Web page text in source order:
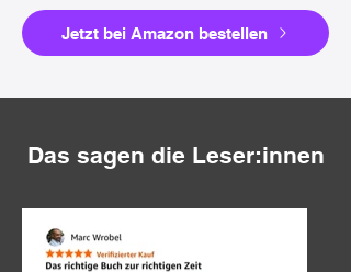
Jetzt bei Amazon bestellen
Das sagen die Leser:innen